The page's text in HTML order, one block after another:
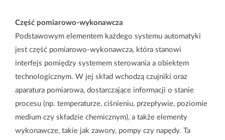
Część pomiarowo‑wykonawcza
Podstawowym elementem każdego systemu automatyki
jest część pomiarowo‑wykonawcza, która stanowi
interfejs pomiędzy systemem sterowania a obiektem
technologicznym. W jej skład wchodzą czujniki oraz
aparatura pomiarowa, dostarczające informacji o stanie
procesu (np. temperaturze, ciśnieniu, przepływie, poziomie
medium czy składzie chemicznym), a także elementy
wykonawcze, takie jak zawory, pompy czy napędy. Ta
Optymalizacja
produkcyjnych
Oferta CNC